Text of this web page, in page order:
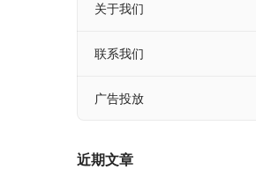
关于我们
联系我们
广告投放
近期文章